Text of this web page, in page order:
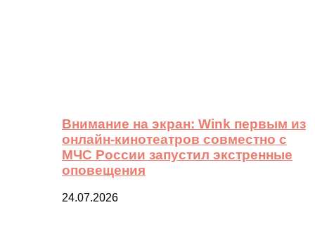
Внимание на экран: Wink первым из
онлайн-кинотеатров совместно с
МЧС России запустил экстренные
оповещения
24.07.2026